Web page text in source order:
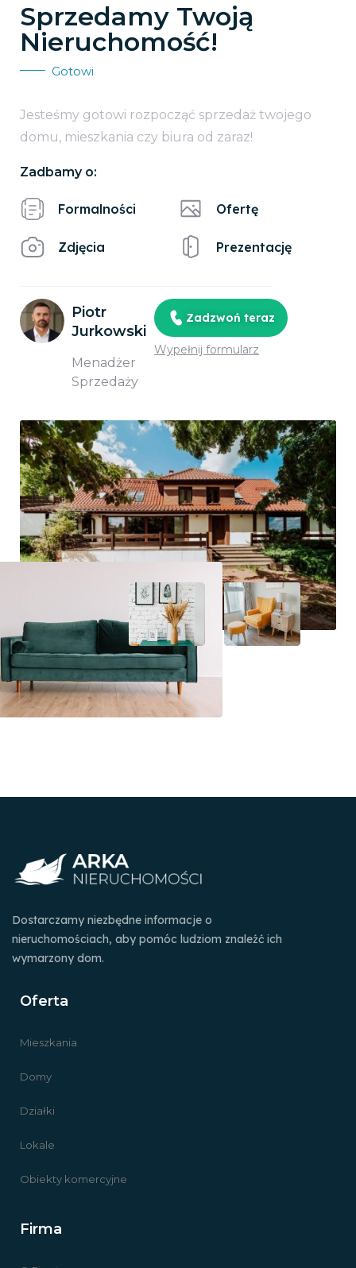
Sprzedamy Twoją
Nieruchomość!
Gotowi
Jesteśmy gotowi rozpocząć sprzedaż twojego
domu, mieszkania czy biura od zaraz!
Zadbamy o:
Formalności
Zdjęcia
Ofertę
Prezentację
Piotr
Jurkowski
Menadżer
Sprzedaży
Zadzwoń teraz
Wypełnij formularz
Dostarczamy niezbędne informacje o
nieruchomościach, aby pomóc ludziom znaleźć ich
wymarzony dom.
Oferta
Mieszkania
Domy
Działki
Lokale
Obiekty komercyjne
Firma